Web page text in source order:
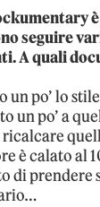
seguire
A quali
un po’ lo
un po’ a
è calato al
di prendere